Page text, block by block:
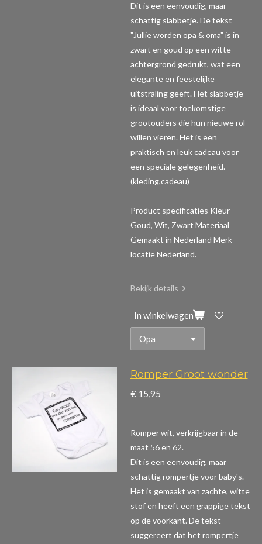
Dit is een eenvoudig, maar
schattig slabbetje. De tekst
"Jullie worden opa & oma" is in
zwart en goud op een witte
achtergrond gedrukt, wat een
elegante en feestelijke
uitstraling geeft. Het slabbetje
is ideaal voor toekomstige
grootouders die hun nieuwe rol
willen vieren. Het is een
praktisch en leuk cadeau voor
een speciale gelegenheid.
(kleding,cadeau)
Product specificaties Kleur
Goud, Wit, Zwart Materiaal
Gemaakt in Nederland Merk
locatie Nederland.
Bekijk details
In winkelwagen
Romper Groot wonder
€ 15,95
Romper wit, verkrijgbaar in de
maat 56 en 62.
Dit is een eenvoudig, maar
schattig rompertje voor baby's.
Het is gemaakt van zachte, witte
stof en heeft een grappige tekst
op de voorkant. De tekst
suggereert dat het rompertje